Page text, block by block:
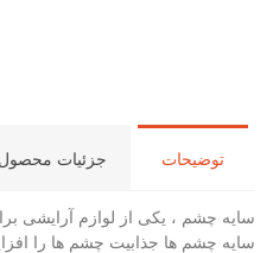
توضیحات جزئیات محصول
سایه چشم ، یکی از لوازم آرایشی
سایه چشم ها جذابیت چشم ها را